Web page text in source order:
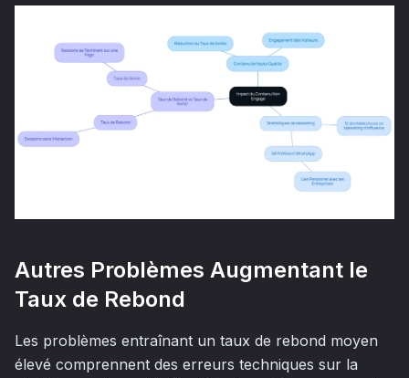
Autres Problèmes Augmentant le
Taux de Rebond
Les problèmes entraînant un taux de rebond moyen
élevé comprennent des erreurs techniques sur la